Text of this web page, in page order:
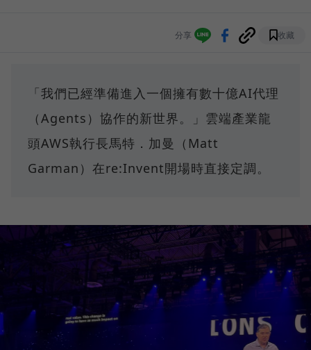
分享 收藏
「我們已經準備進入一個擁有數十億AI代理
（Agents）協作的新世界。」雲端產業龍
頭AWS執行長馬特．加曼（Matt
Garman）在re:Invent開場時直接定調。